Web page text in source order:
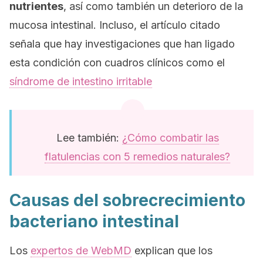
nutrientes, así como también un deterioro de la
mucosa intestinal. Incluso, el artículo citado
señala que hay investigaciones que han ligado
esta condición con cuadros clínicos como el
síndrome de intestino irritable
Lee también: ¿Cómo combatir las
flatulencias con 5 remedios naturales?
Causas del sobrecrecimiento
bacteriano intestinal
Los expertos de WebMD explican que los